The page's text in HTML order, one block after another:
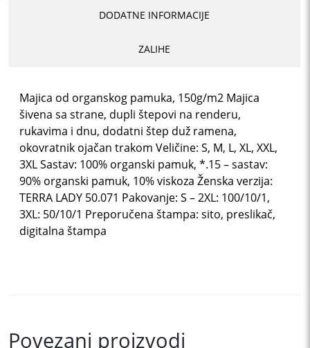
DODATNE INFORMACIJE
ZALIHE
Majica od organskog pamuka, 150g/m2 Majica
šivena sa strane, dupli štepovi na renderu,
rukavima i dnu, dodatni štep duž ramena,
okovratnik ojačan trakom Veličine: S, M, L, XL, XXL,
3XL Sastav: 100% organski pamuk, *.15 – sastav:
90% organski pamuk, 10% viskoza Ženska verzija:
TERRA LADY 50.071 Pakovanje: S – 2XL: 100/10/1,
3XL: 50/10/1 Preporučena štampa: sito, preslikač,
digitalna štampa
Povezani proizvodi